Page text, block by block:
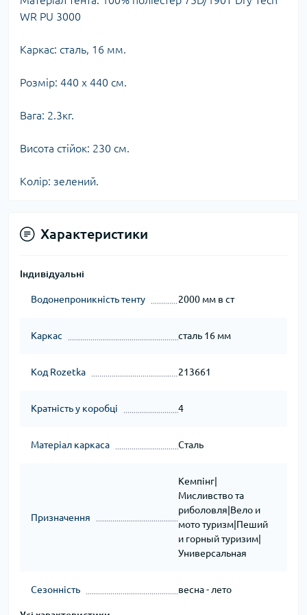
WR PU 3000
Каркас: сталь, 16 мм.
Розмір: 440 x 440 см.
Вага: 2.3кг.
Висота стійок: 230 см.
Колір: зелений.
Характеристики
Індивідуальні
Водонепроникність тенту 2000 мм в ст
Каркас сталь 16 мм
Код Rozetka 213661
Кратність у коробці 4
Матеріал каркаса Сталь
Призначення
Кемпінг|
Мисливство та
риболовля|Вело и
мото туризм|Пеший
и горный туризим|
Универсальная
Сезонність весна - лето